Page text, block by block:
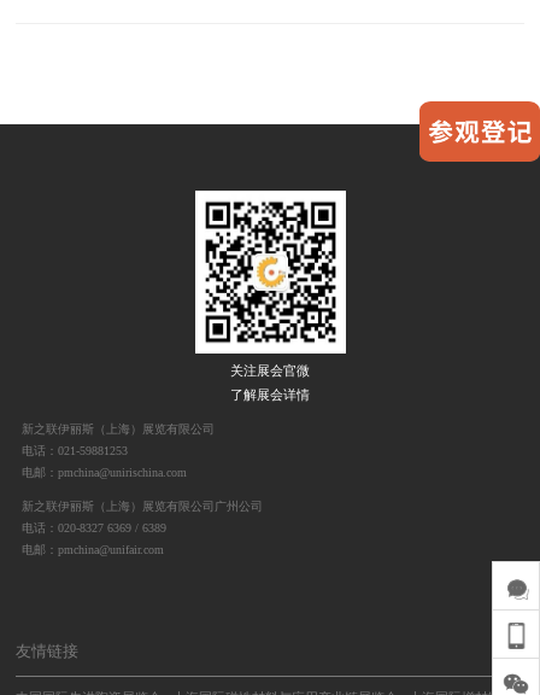
关注展会官微
了解展会详情
新之联伊丽斯（上海）展览有限公司
电话：021-59881253
电邮：pmchina@unirischina.com
新之联伊丽斯（上海）展览有限公司广州公司
电话：020-8327 6369 / 6389
电邮：pmchina@unifair.com
友情链接